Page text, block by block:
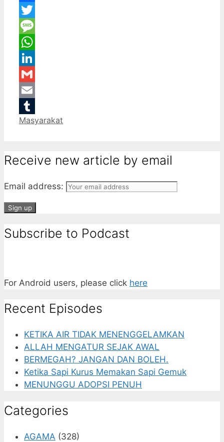
Facebook
Twitter
Message
WhatsApp
LinkedIn
Gmail
Email
Tumblr
Categories
Masyarakat
Receive new article by email
Email address:
Subscribe to Podcast
For Android users, please click here
Recent Episodes
KETIKA AIR TIDAK MENENGGELAMKAN
ALLAH MENGATUR SEJAK AWAL
BERMEGAH? JANGAN DAN BOLEH.
Ketika Sapi Kurus Memakan Sapi Gemuk
MENUNGGU ADOPSI PENUH
Categories
AGAMA (328)